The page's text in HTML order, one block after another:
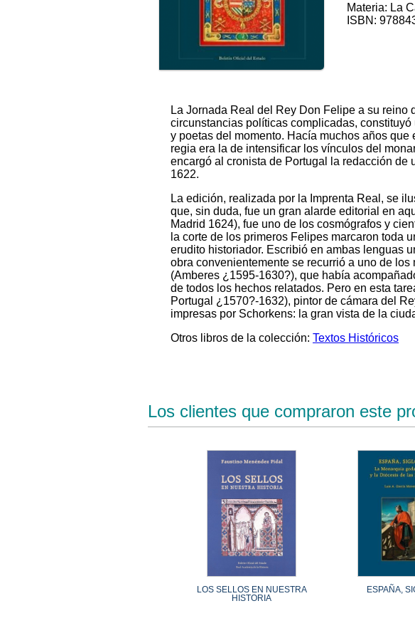
Materia: La
ISBN:
La Jornada Real del Rey Don Felipe a su reino
circunstancias políticas complicadas,
y poetas del momento. Hacía muchos años
regia era la de intensificar los vínculos del
encargó al cronista de Portugal la redacción de
1622.
La edición, realizada por la Imprenta Real, se
que, sin duda, fue un gran alarde editorial en
Madrid 1624), fue uno de los cosmógrafos y
la corte de los primeros Felipes marcaron toda
erudito historiador. Escribió en ambas lenguas
obra convenientemente se recurrió a uno de
(Amberes ¿1595-1630?), que había
de todos los hechos relatados. Pero en esta
Portugal ¿1570?-1632), pintor de cámara del
impresas por Schorkens: la gran vista de la
Otros libros de la colección: Textos Históricos
Los clientes que compraron este
LOS SELLOS EN NUESTRA
HISTORIA
ESPAÑA,